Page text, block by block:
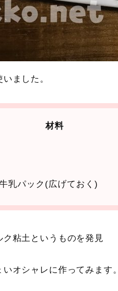
ました。
材料
乳パック(広げておく)
粘土というものを発見
オシャレに作ってみます。